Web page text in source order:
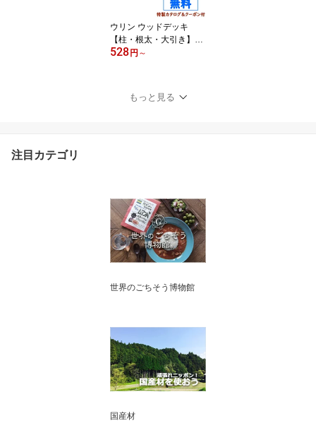
ウリン ウッドデッキ
【柱・根太・大引き】30
mm x40mm | DIY デッキ
528 円 ～
もっと見る
注目カテゴリ
世界のごちそう博物館
国産材